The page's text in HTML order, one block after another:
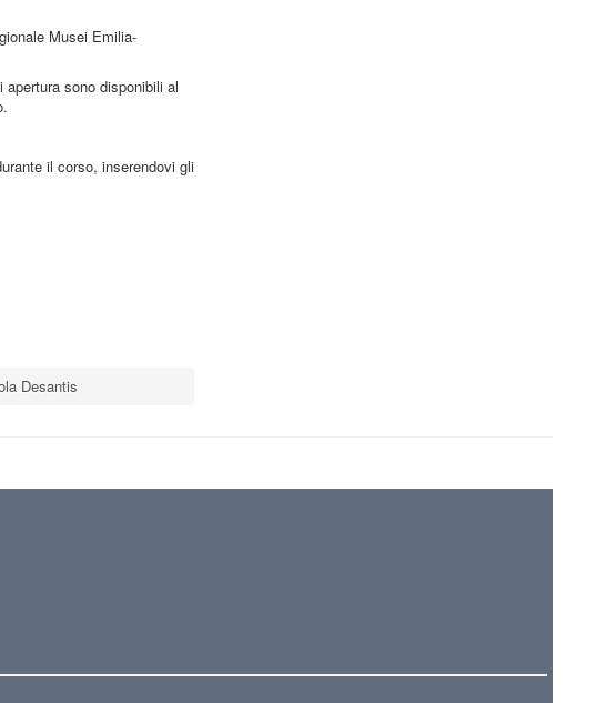
Musei Emilia-
sono disponibili al
il corso, inserendovi gli
Desantis